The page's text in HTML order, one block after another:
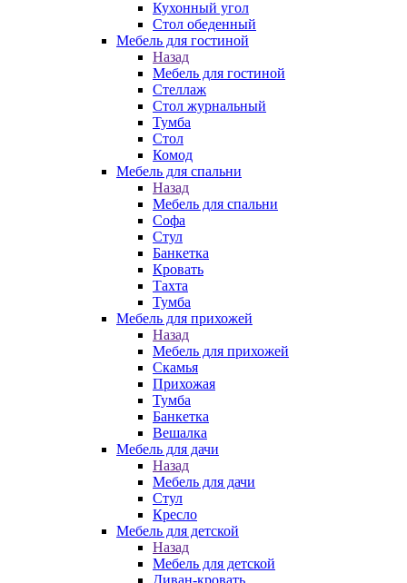
Кухонный угол
Стол обеденный
Мебель для гостиной
Назад
Мебель для гостиной
Стеллаж
Стол журнальный
Тумба
Стол
Комод
Мебель для спальни
Назад
Мебель для спальни
Софа
Стул
Банкетка
Кровать
Тахта
Тумба
Мебель для прихожей
Назад
Мебель для прихожей
Скамья
Прихожая
Тумба
Банкетка
Вешалка
Мебель для дачи
Назад
Мебель для дачи
Стул
Кресло
Мебель для детской
Назад
Мебель для детской
Диван-кровать